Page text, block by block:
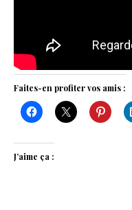
Faites-en profiter vos amis :
J’aime ça :